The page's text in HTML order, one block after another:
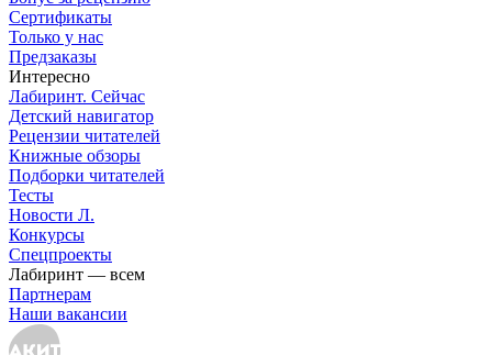
Сертификаты
Только у нас
Предзаказы
Интересно
Лабиринт. Сейчас
Детский навигатор
Рецензии читателей
Книжные обзоры
Подборки читателей
Тесты
Новости Л.
Конкурсы
Спецпроекты
Лабиринт — всем
Партнерам
Наши вакансии